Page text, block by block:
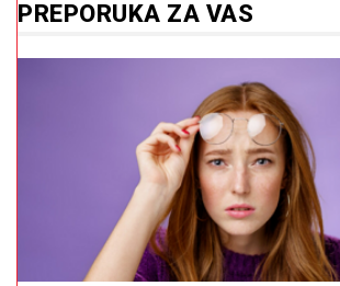
PREPORUKA ZA VAS